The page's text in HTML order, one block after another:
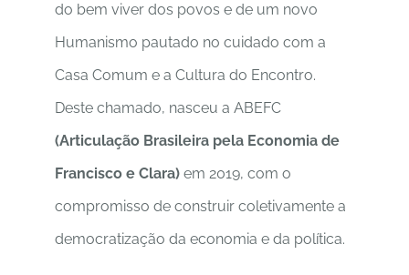
do bem viver dos povos e de um novo
Humanismo pautado no cuidado com a
Casa Comum e a Cultura do Encontro.
Deste chamado, nasceu a ABEFC
(Articulação Brasileira pela Economia de
Francisco e Clara) em 2019, com o
compromisso de construir coletivamente a
democratização da economia e da política.